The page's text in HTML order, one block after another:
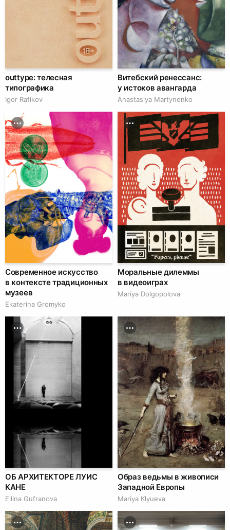
outtype: телесная
типографика
Igor Rafikov
Витебский ренессанс:
у истоков авангарда
Anastasiya Martynenko
Современное искусство
в контексте традиционных
музеев
Ekaterina Gromyko
Моральные дилеммы
в видеоиграх
Mariya Dolgopolova
ОБ АРХИТЕКТОРЕ ЛУИС
КАНЕ
Ellina Gufranova
Образ ведьмы в живописи
Западной Европы
Mariya Klyueva